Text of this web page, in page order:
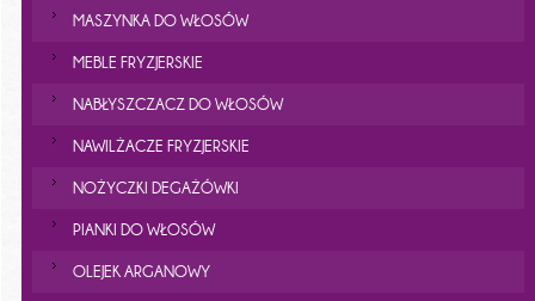
MASZYNKA DO WŁOSÓW
MEBLE FRYZJERSKIE
NABŁYSZCZACZ DO WŁOSÓW
NAWILŻACZE FRYZJERSKIE
NOŻYCZKI DEGAŻÓWKI
PIANKI DO WŁOSÓW
OLEJEK ARGANOWY